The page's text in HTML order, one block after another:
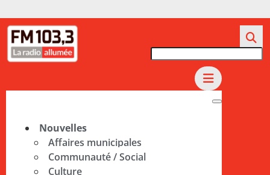
Nouvelles
Affaires municipales
Communauté / Social
Culture